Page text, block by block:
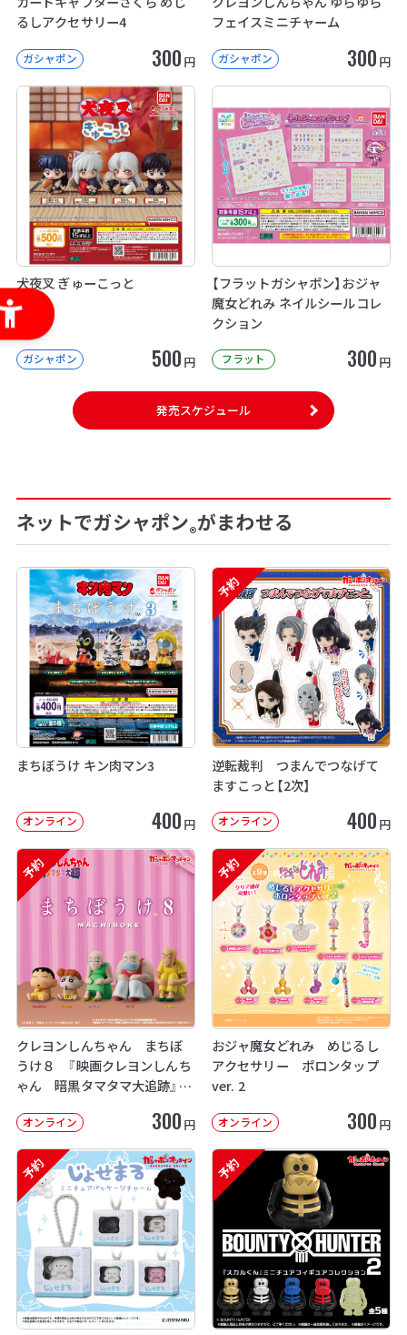
るしアクセサリー4
ガシャポン 300 円
フェイスミニチャーム
ガシャポン 300 円
犬夜叉 ぎゅーこっと
ガシャポン 500 円
【フラットガシャポン】おジャ
魔女どれみ ネイルシールコレ
クション
フラット 300 円
発売スケジュール
ネットでガシャポン®がまわせる
まちぼうけ キン肉マン3
オンライン 400 円
予約
逆転裁判 つまんでつなげて
ますこっと【2次】
オンライン 400 円
予約
クレヨンしんちゃん まちぼ
うけ８ 『映画クレヨンしんち
ゃん 暗黒タマタマ大追跡』【2
オンライン 300 円
予約
おジャ魔女どれみ めじるし
アクセサリー ポロンタップ
ver. 2
オンライン 300 円
予約 予約